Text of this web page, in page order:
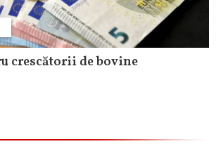
crescătorii de bovine